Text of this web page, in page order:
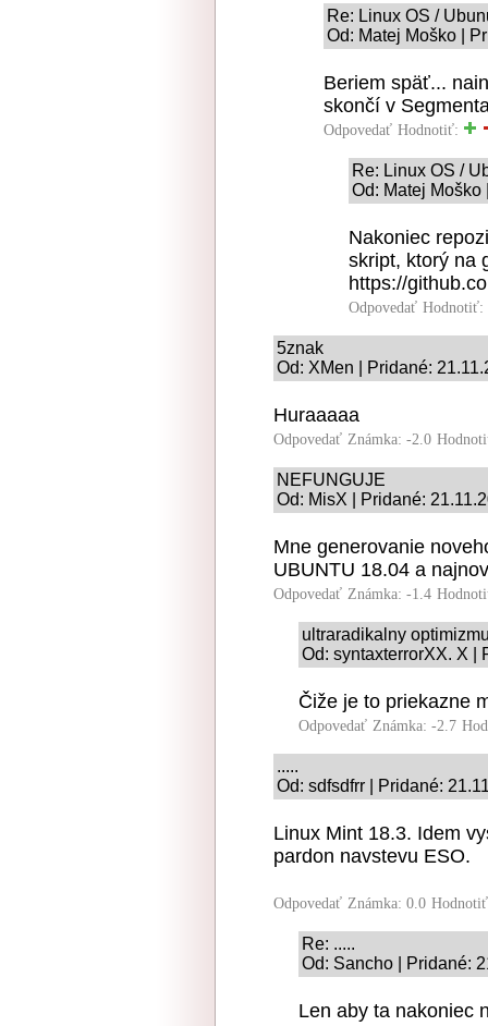
Re: Linux OS /
Od: Matej Moško |
Beriem späť...
skončí v
Odpovedať Hodnotiť:
Re: Linux OS /
Od: Matej Moško
Nakoniec
skript, ktorý na
https://
Odpovedať Hodnotiť:
5znak
Od: XMen | Pridané:
Huraaaaa
Odpovedať Známka: -2.0
NEFUNGUJE
Od: MisX | Pridané:
Mne generovanie
UBUNTU 18.04 a
Odpovedať Známka: -1.4
ultraradikalny
Od: syntaxterrorXX. X |
Čiže je to priekazne
Odpovedať Známka: -2.7
.....
Od: sdfsdfrr | Pridané:
Linux Mint 18.3. Idem
pardon navstevu ESO.
Odpovedať Známka: 0.0
Re: .....
Od: Sancho | Pridané:
Len aby ta nakoniec